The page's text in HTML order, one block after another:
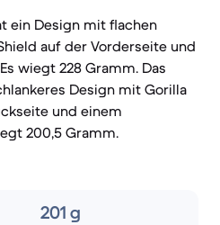
ein Design mit flachen
auf der Vorderseite und
wiegt 228 Gramm. Das
Design mit Gorilla
und einem
200,5 Gramm.
201 g